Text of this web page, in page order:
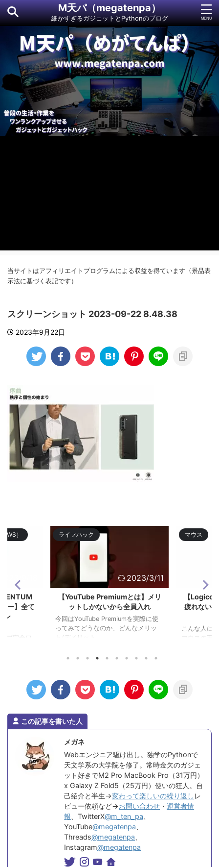
M天パ（megatenpa）
細かすぎるガジェットとPythonのブログ
当サイトはアフィリエイトプログラムによる収益を得ています〈景品表
示法に基づく表記です）
スクリーンショット 2023-09-22 8.48.38
2023年9月22日
）
9/18
ー】全て
ン
プ完全ワ
ライフハック
2023/3/11
【YouTube Premiumとは】メリ
ットしかないから全員入れ
今回はYouTube Premiumを実際に使
ってみてどうなのか、どんなメリッ
ト/デメリット ...
マウス
【
疲れない
こんな人に
マウスの王
この記事を書いた人
メガネ
Webエンジニア駆け出し。独学のPythonで
天文学系の大学院を修了。常時金欠のガジェ
ット好きでM2 Pro MacBook Pro（31万円）
x Galaxy Z Fold5（25万円）使いの狂人。自
己紹介と半生→変わって楽しいの繰り返し レ
ビュー依頼など→お問い合わせ ・ 運営者情
報 、TwitterX@m_ten_pa
YouTube@megatenpa
Threads@megatenpa
Instagram@megatenpa